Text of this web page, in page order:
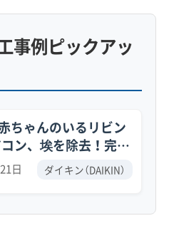
から室内に入り込みま
室内の空気を吸い込む
つ蓄積されていくので
わさると、単にカビが
金属部品のサビを急速
クが非常に高くなりま
事例ピックアッ
ちゃんのいるリビン
ン、埃を除去！完全
ニング事例
日 ダイキン（DAIKIN）